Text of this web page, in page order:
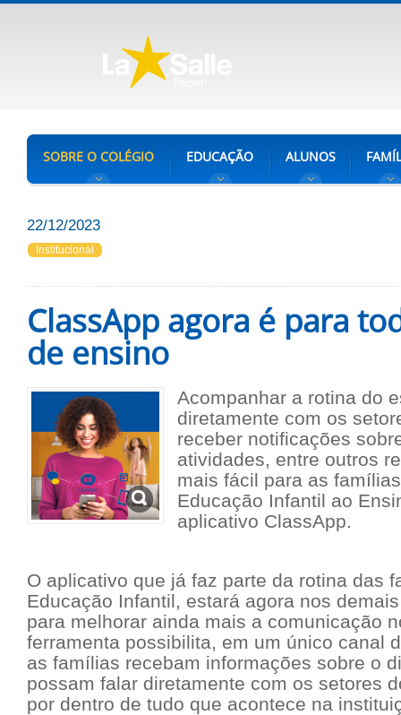
SOBRE O COLÉGIO EDUCAÇÃO ALUNOS
22/12/2023
Institucional
ClassApp agora é para
de ensino
Acompanhar a rotina do
diretamente com os
receber notificações
atividades, entre outros
mais fácil para as
Educação Infantil ao
aplicativo ClassApp.
O aplicativo que já faz parte da rotina das
Educação Infantil, estará agora nos
para melhorar ainda mais a comunicação
ferramenta possibilita, em um único canal
as famílias recebam informações sobre o
possam falar diretamente com os setores
por dentro de tudo que acontece na